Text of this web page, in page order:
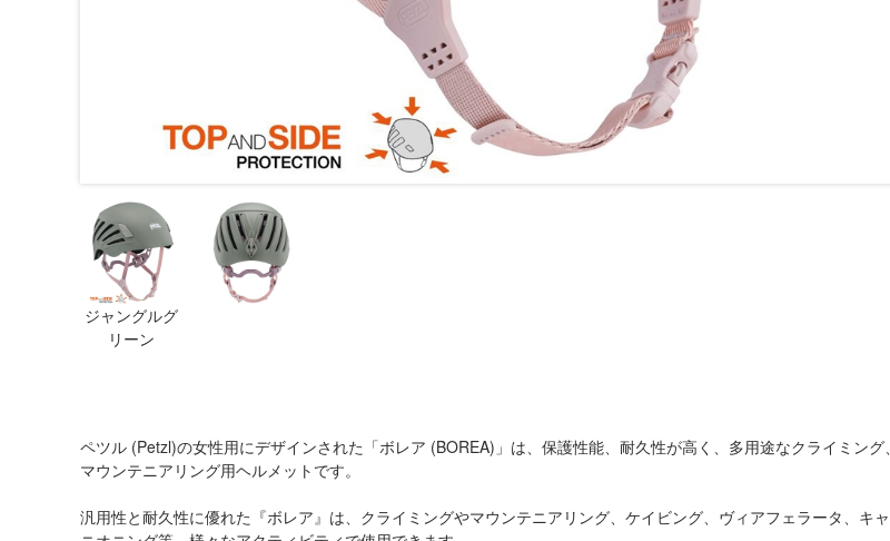
ジャングルグ
リーン
ペツル (Petzl)の女性用にデザインされた「ボレア (BOREA)」は、保護性能、耐久性が高く、多用途なクライミング、
マウンテニアリング用ヘルメットです。
汎用性と耐久性に優れた『ボレア』は、クライミングやマウンテニアリング、ケイビング、ヴィアフェラータ、キャ